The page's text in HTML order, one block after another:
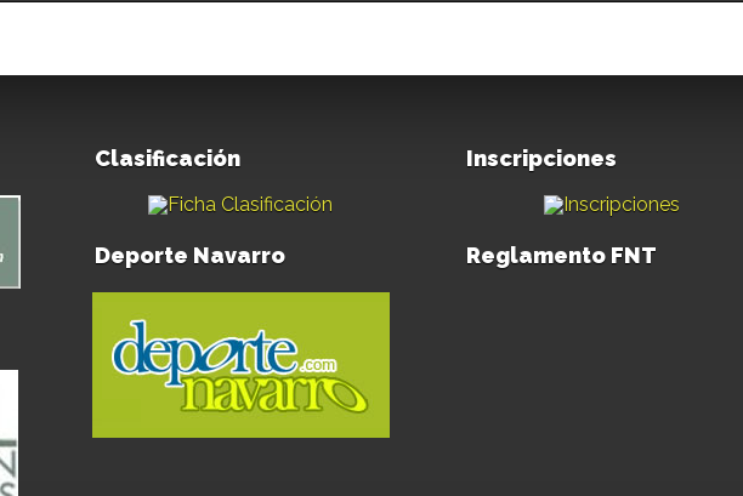
Clasificación
Deporte Navarro
Inscripciones
Reglamento FNT